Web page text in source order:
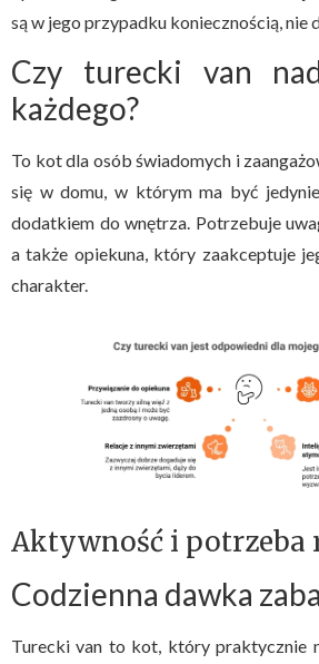
są w jego przypadku koniecznością, nie
Czy turecki van
każdego?
To kot dla osób świadomych i
się w domu, w którym ma być
dodatkiem do wnętrza. Potrzebuje
a także opiekuna, który zaakceptuje
charakter.
Aktywność i potrzeba
Codzienna dawka
Turecki van to kot, który praktycznie